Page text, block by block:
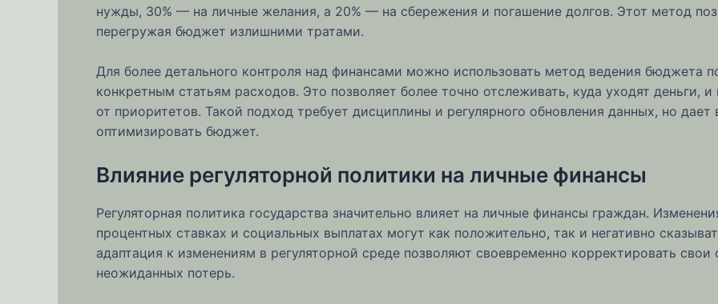
нужды, 30% — на личные желания, а 20% — на сбережения и погашение долгов. Этот метод
перегружая бюджет излишними тратами.
Для более детального контроля над финансами можно использовать метод ведения бюджета
конкретным статьям расходов. Это позволяет более точно отслеживать, куда уходят деньги,
от приоритетов. Такой подход требует дисциплины и регулярного обновления данных, но
оптимизировать бюджет.
Влияние регуляторной политики на личные финансы
Регуляторная политика государства значительно влияет на личные финансы граждан.
процентных ставках и социальных выплатах могут как положительно, так и негативно
адаптация к изменениям в регуляторной среде позволяют своевременно корректировать свои
неожиданных потерь.